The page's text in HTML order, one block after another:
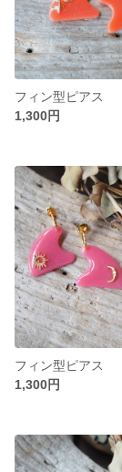
フィン型ピアス
1,300円
フィン型ピアス
1,300円